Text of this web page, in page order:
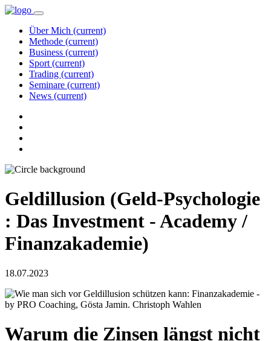
Über Mich (current)
Methode (current)
Business (current)
Sport (current)
Trading (current)
Seminare (current)
News (current)
Geldillusion (Geld-Psychologie
: Das Investment - Academy /
Finanzakademie)
18.07.2023
Warum die Zinsen längst nicht